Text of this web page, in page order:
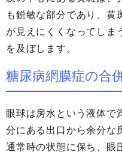
も鋭敏な部分であり、黄
が見えにくくなってしま
を及ぼします。
糖尿病網膜症の合
眼球は房水という液体で
分にある出口から余分な
通常時の状態に保ち、眼